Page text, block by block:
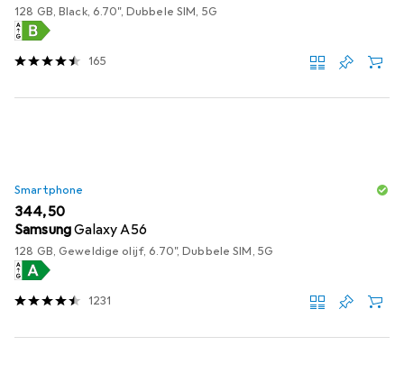
128 GB, Black, 6.70", Dubbele SIM, 5G
165
Smartphone
EUR
344,50
SamsungGalaxy A56
128 GB, Geweldige olijf, 6.70", Dubbele SIM, 5G
1231